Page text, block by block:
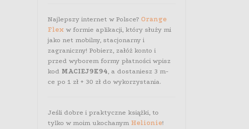
Najlepszy internet w Polsce? Orange
Flex w formie aplikacji, który służy mi
jako net mobilny, stacjonarny i
zagraniczny! Pobierz, załóż konto i
przed wyborem formy płatności wpisz
kod MACIEJ9K94, a dostaniesz 3 m-
ce po 1 zł + 30 zł do wykorzystania.
Jeśli dobre i praktyczne książki, to
tylko w moim ukochanym Helionie!